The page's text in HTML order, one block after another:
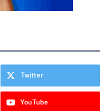
Twitter
YouTube